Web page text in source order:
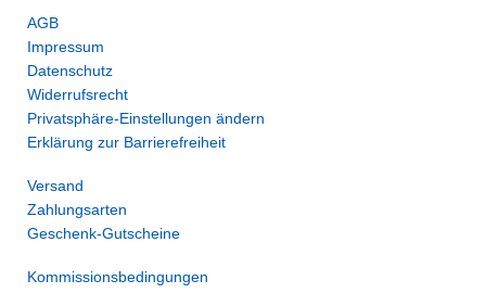
AGB
Impressum
Datenschutz
Widerrufsrecht
Privatsphäre-Einstellungen ändern
Erklärung zur Barrierefreiheit
Versand
Zahlungsarten
Geschenk-Gutscheine
Kommissionsbedingungen